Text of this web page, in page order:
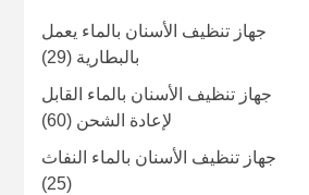
جهاز تنظيف الأسنان بالماء يعمل
بالبطارية (29)
جهاز تنظيف الأسنان بالماء القابل
لإعادة الشحن (60)
جهاز تنظيف الأسنان بالماء النفاث
(25)